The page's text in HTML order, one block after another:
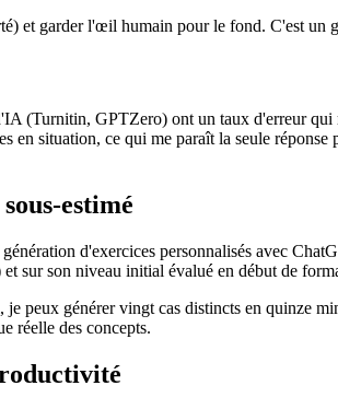
et garder l'œil humain pour le fond. C'est un
(Turnitin, GPTZero) ont un taux d'erreur
en situation, ce qui me paraît la seule
estimé
d'exercices personnalisés avec
sur son niveau initial évalué en début de
peux générer vingt cas distincts en quinze
réelle des concepts.